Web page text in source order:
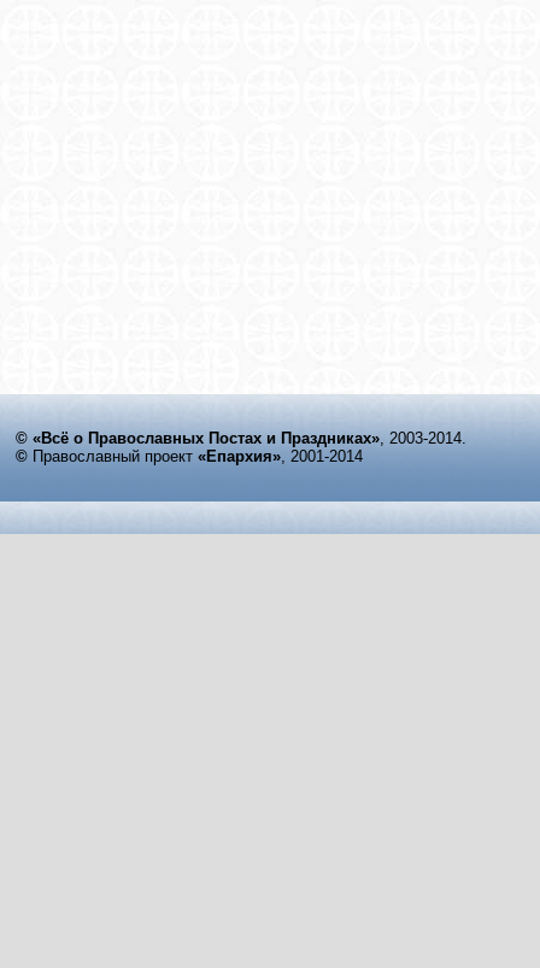
© «Всё о Православных Постах и Праздниках», 2003-2014.
© Православный проект «Епархия», 2001-2014